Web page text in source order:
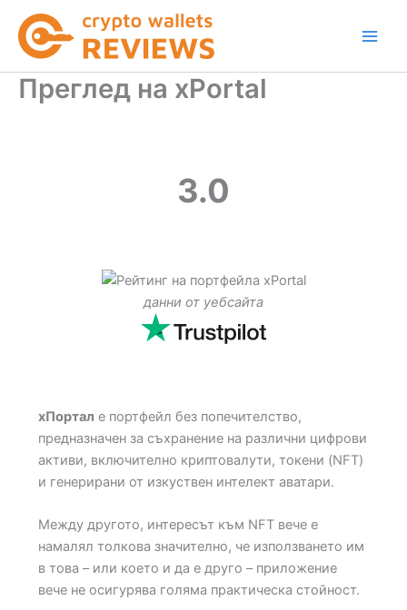
content
Преглед на xPortal
3.0
данни от уебсайта
xПортал е портфейл без попечителство,
предназначен за съхранение на различни цифрови
активи, включително криптовалути, токени (NFT)
и генерирани от изкуствен интелект аватари.
Между другото, интересът към NFT вече е
намалял толкова значително, че използването им
в това – или което и да е друго – приложение
вече не осигурява голяма практическа стойност.